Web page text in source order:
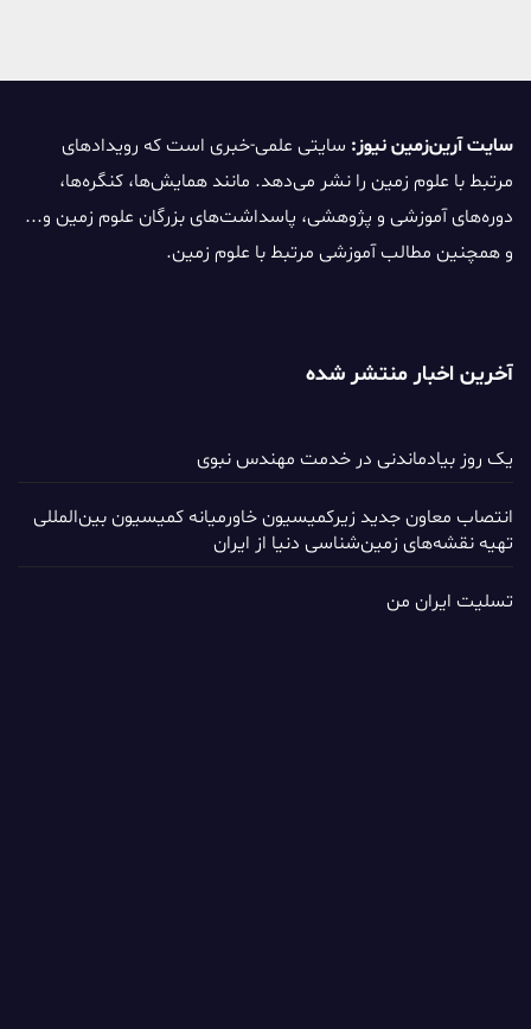
سایت آرین‌زمین نیوز: سایتی علمی-خبری است که رویدادهای
مرتبط با علوم زمین را نشر می‌دهد. مانند همایش‌ها، کنگره‌ها،
دوره‌های آموزشی و پژوهشی، پاسداشت‌های بزرگان علوم زمین و...
و همچنین مطالب آموزشی مرتبط با علوم زمین.
آخرین اخبار منتشر شده
یک روز بیادماندنی در خدمت مهندس نبوی
انتصاب معاون جدید زیرکمیسیون خاورمیانه کمیسیون بین‌المللی
تهیه نقشه‌های زمین‌شناسی دنیا از ایران
تسلیت ایران من